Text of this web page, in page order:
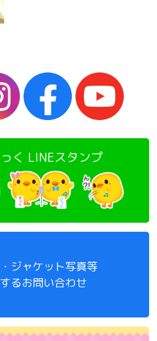
く LINEスタンプ
ジャケット写真等
るお問い合わせ